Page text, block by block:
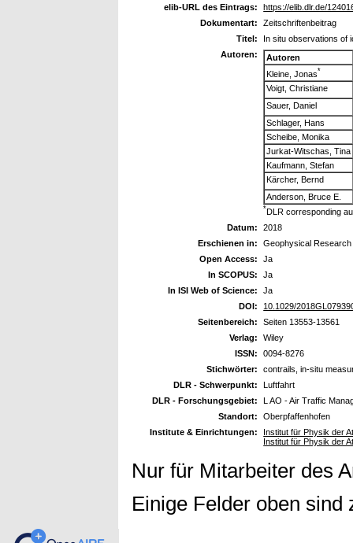
elib-URL des Eintrags:
https://elib.dlr.de/
Dokumentart:
Zeitschriftenbeitrag
Titel:
In situ observations of
Autoren:
Autoren
Kleine, Jonas*
Voigt, Christiane
Sauer, Daniel
Schlager, Hans
Scheibe, Monika
Jurkat-Witschas, Tina
Kaufmann, Stefan
Kärcher, Bernd
Anderson, Bruce E.
*DLR corresponding
Datum:
2018
Erschienen in:
Geophysical
Open Access:
Ja
In SCOPUS:
Ja
In ISI Web of Science:
Ja
DOI:
10.1029/
Seitenbereich:
Seiten 13553-13561
Verlag:
Wiley
ISSN:
0094-8276
Stichwörter:
contrails, in-situ
DLR - Schwerpunkt:
Luftfahrt
DLR - Forschungsgebiet:
L AO - Air Traffic
Standort:
Oberpfaffenhofen
Institute & Einrichtungen:
Institut für Physik der
Institut für Physik der
Nur für Mitarbeiter des
Einige Felder oben